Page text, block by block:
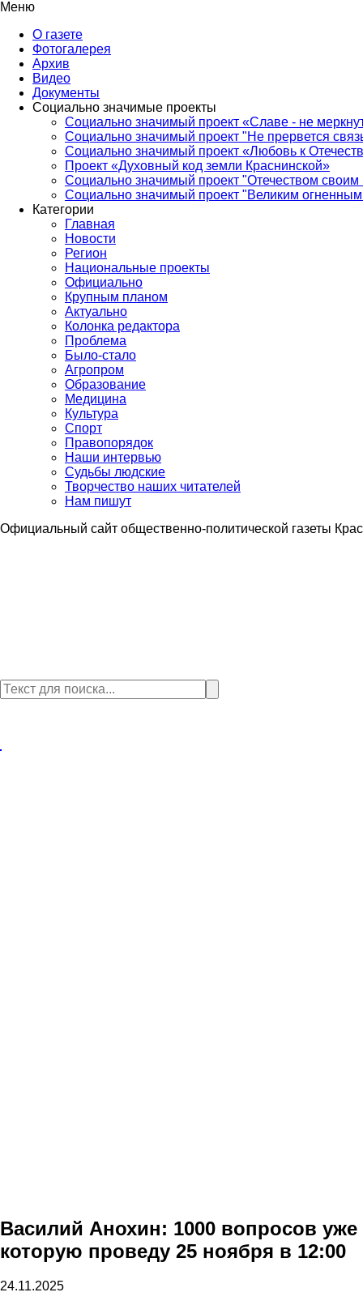
Меню
О газете
Фотогалерея
Архив
Видео
Документы
Социально значимые проекты
Социально значимый проект «Славе - не
Социально значимый проект "Не прервется
Социально значимый проект «Любовь к
Проект «Духовный код земли Краснинской»
Социально значимый проект "Отечеством своим
Социально значимый проект "Великим
Категории
Главная
Новости
Регион
Национальные проекты
Официально
Крупным планом
Актуально
Колонка редактора
Проблема
Было-стало
Агропром
Образование
Медицина
Культура
Спорт
Правопорядок
Наши интервью
Судьбы людские
Творчество наших читателей
Нам пишут
Официальный сайт общественно-политической газеты
Василий Анохин: 1000 вопросов
которую проведу 25 ноября в 12:00
24.11.2025